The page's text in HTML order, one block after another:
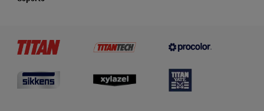
Lojas
Termos e Condições Gerais de Venda